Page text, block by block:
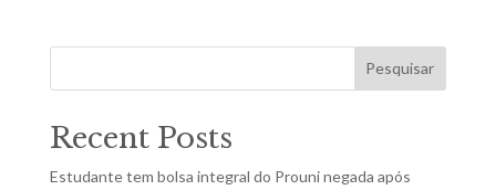
Pesquisar
Recent Posts
Estudante tem bolsa integral do Prouni negada após